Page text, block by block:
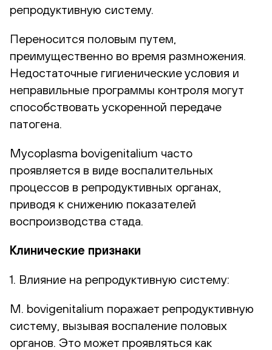
репродуктивную систему.
Переносится половым путем,
преимущественно во время размножения.
Недостаточные гигиенические условия и
неправильные программы контроля могут
способствовать ускоренной передаче
патогена.
Mycoplasma bovigenitalium часто
проявляется в виде воспалительных
процессов в репродуктивных органах,
приводя к снижению показателей
воспроизводства стада.
Клинические признаки
1. Влияние на репродуктивную систему:
М. bovigenitalium поражает репродуктивную
систему, вызывая воспаление половых
органов. Это может проявляться как